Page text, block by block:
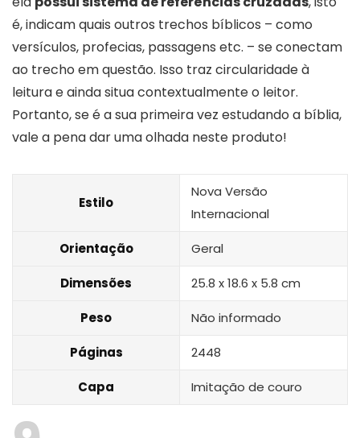
é, indicam quais outros trechos bíblicos – como
versículos, profecias, passagens etc. – se conectam
ao trecho em questão. Isso traz circularidade à
leitura e ainda situa contextualmente o leitor.
Portanto, se é a sua primeira vez estudando a bíblia,
vale a pena dar uma olhada neste produto!
Estilo
Nova Versão
Internacional
Orientação Geral
Dimensões 25.8 x 18.6 x 5.8 cm
Peso Não informado
Páginas 2448
Capa Imitação de couro